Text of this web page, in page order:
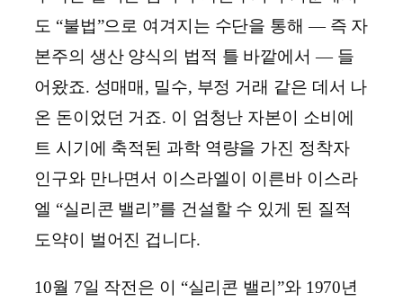
도 “불법”으로 여겨지는 수단을 통해 ― 즉 자
본주의 생산 양식의 법적 틀 바깥에서 ― 들
어왔죠. 성매매, 밀수, 부정 거래 같은 데서 나
온 돈이었던 거죠. 이 엄청난 자본이 소비에
트 시기에 축적된 과학 역량을 가진 정착자
인구와 만나면서 이스라엘이 이른바 이스라
엘 “실리콘 밸리”를 건설할 수 있게 된 질적
도약이 벌어진 겁니다.
10월 7일 작전은 이 “실리콘 밸리”와 1970년